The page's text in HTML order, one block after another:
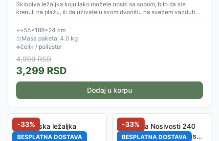
Sklopiva ležaljka koju lako možete nositi sa sobom, bilo da ste
krenuli na plažu, ili da uživate u svom dvorištu na svežem vazduhu.
↔55×188×24 cm
⚖Masa paketa: 4.0 kg
◈čelik / poliester
4,999RSD
3,299 RSD
Dodaj u korpu
-33%
BESPLATNA DOSTAVA
Baštenska ležaljka
Fieldmann FDZN 8012
-33%
BESPLATNA DOSTAVA
Ljuljaška Nosivosti 240
kg - Za Dvorište i Terasu